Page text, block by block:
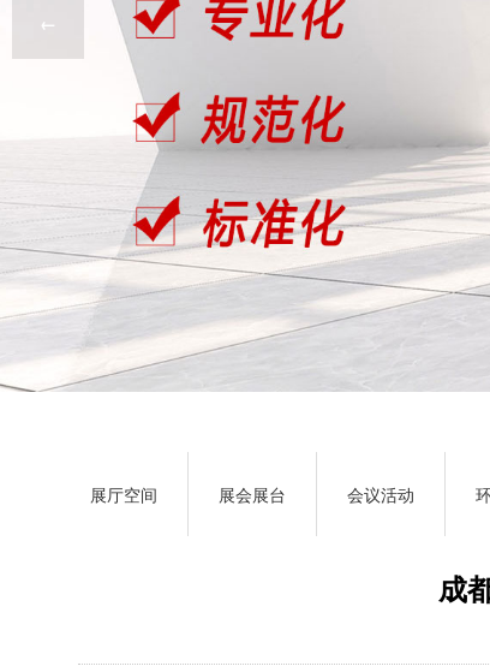
←
展厅空间 展会展台 会议活动
成